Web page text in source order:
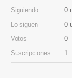
Siguiendo
0
Lo siguen
0
Votos
0
Suscripciones
1